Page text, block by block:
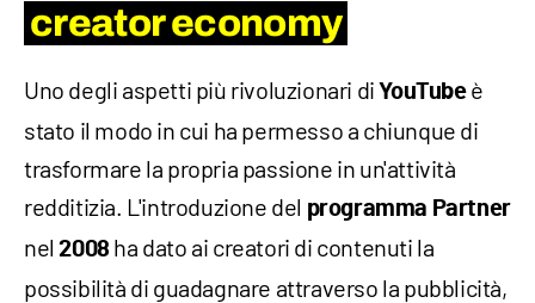
creator economy
Uno degli aspetti più rivoluzionari diYouTubeè
stato il modo in cui ha permesso a chiunque di
trasformare la propria passione in un'attività
redditizia. L'introduzione del programma Partner
nel2008 ha dato ai creatori di contenuti la
possibilità di guadagnare attraverso la pubblicità,